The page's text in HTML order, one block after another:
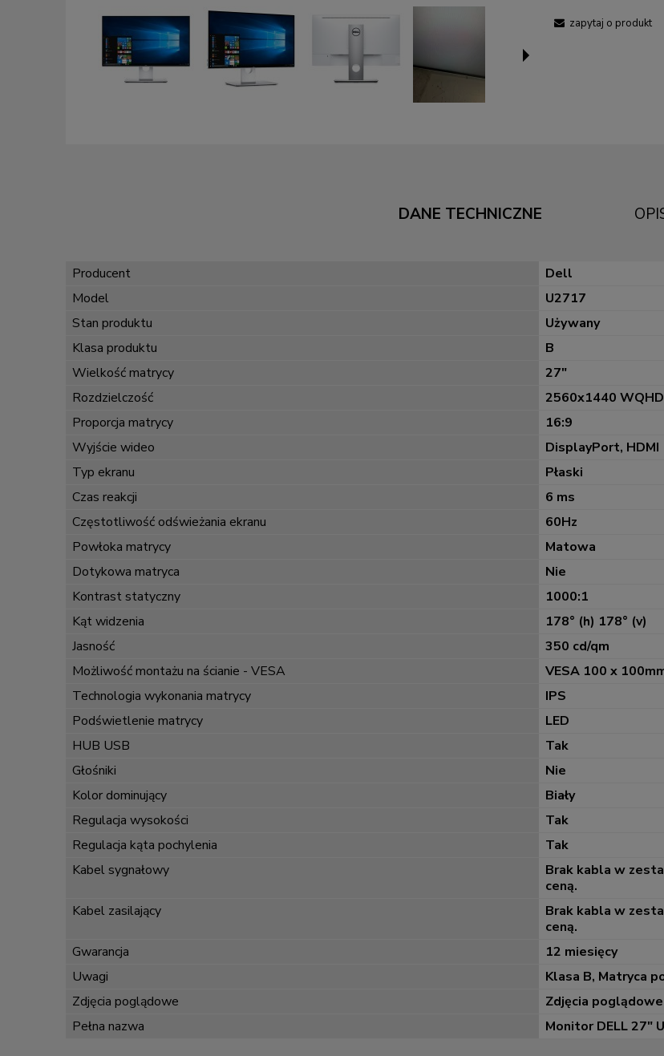
zapytaj o produkt
DANE TECHNICZNE
Producent
Dell
Model
U2717
Stan produktu
Używany
Klasa produktu
B
Wielkość matrycy
27"
Rozdzielczość
2560x1440 WQHD
Proporcja matrycy
16:9
Wyjście wideo
DisplayPort, HDMI
Typ ekranu
Płaski
Czas reakcji
6 ms
Częstotliwość odświeżania ekranu
60Hz
Powłoka matrycy
Matowa
Dotykowa matryca
Nie
Kontrast statyczny
1000:1
Kąt widzenia
178° (h) 178° (v)
Jasność
350 cd/qm
Możliwość montażu na ścianie - VESA
VESA 100 x
Technologia wykonania matrycy
IPS
Podświetlenie matrycy
LED
HUB USB
Tak
Głośniki
Nie
Kolor dominujący
Biały
Regulacja wysokości
Tak
Regulacja kąta pochylenia
Tak
Kabel sygnałowy
Brak kabla w
ceną.
Kabel zasilający
Brak kabla w
ceną.
Gwarancja
12 miesięcy
Uwagi
Klasa B, Matryca
Zdjęcia poglądowe
Zdjęcia poglądowe
Pełna nazwa
Monitor DELL 27"